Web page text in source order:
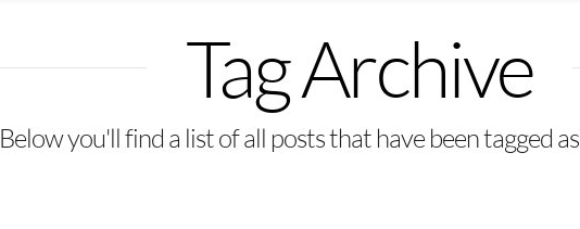
Tag Archive
Below you'll find a list of all posts that have been tagged as